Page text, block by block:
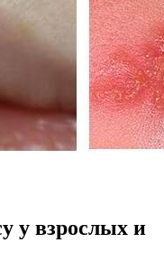
у взрослых и